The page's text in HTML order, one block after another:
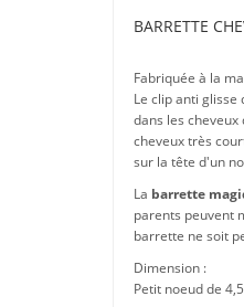
BARRETTE
Fabriquée à la
Le clip anti
dans les
cheveux très
sur la tête d'un
La barrette
parents peuvent
barrette ne soit
Dimension :
Petit noeud de